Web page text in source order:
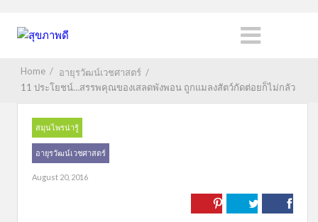
Home / อายุรวัฒน์เวชศาสตร์ /
11 ประโยชน์…สรรพคุณของเสลดพังพอน ถูกแมลงสัตว์กัดต่อยก็ไม่กลัว
สมุนไพรน่ารู้
อายุรวัฒน์เวชศาสตร์
August 20, 2016